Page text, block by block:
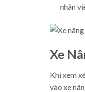
nhân
Xe
Khi xem
vào xe